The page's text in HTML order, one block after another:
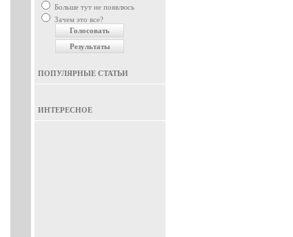
Больше тут не появлюсь
Зачем это все?
ПОПУЛЯРНЫЕ СТАТЬИ
ИНТЕРЕСНОЕ